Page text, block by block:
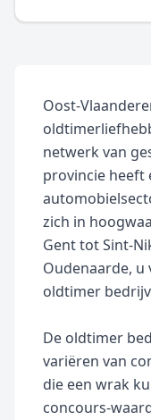
voor het
Daarnaast kunt u
voertuigen
bijvoorbeeld voor
restauratie van
verschillende
interieur van
uw
ander voertuig
bekleden van uw
staan wij voor u klaar. Bent u geïnteresseerd
aanbod en wilt u
bekleden? Neem
graag verder
alvast de
vandaag nog in!
Oost-
netwerk van
provincie heeft
zich in
Gent tot Sint-
Oudenaarde,
oldtimer
De oldtimer
variëren van
die een wrak
concours-